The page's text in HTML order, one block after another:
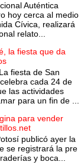
Auténtica
hoy cerca al medio
Cívica, realizará
relato...
la fiesta que da
fiesta de San
cada 24 de
las actividades
para un fin de ...
para vender
publicó ayer la
se registrará la pre
y boca...